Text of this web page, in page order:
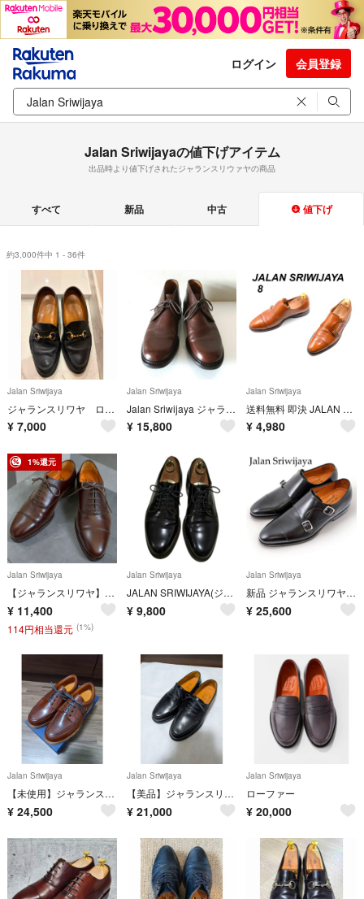
ログイン 会員登録
Jalan Sriwijayaの値下げアイテム
出品時より値下げされたジャランスリウァヤの商品
すべて 新品 中古 値下げ
約3,000件中 1 - 36件
Jalan Sriwijaya
ジャランスリワヤ ローファー 43
¥ 7,000
Jalan Sriwijaya
Jalan Sriwijaya ジャランスリワヤ ９８７９３ サイズ：７
¥ 15,800
Jalan Sriwijaya
送料無料 即決 JALAN SRIWIJAYA 8 98374 11120 メンズ レザーシューズ モンクストラップ 茶 革靴
¥ 4,980
1%還元
Jalan Sriwijaya
【ジャランスリワヤ】ストレートチップ ビジネスシューズ 24.5 ブラウン
¥ 11,400
114円相当還元 (1%)
Jalan Sriwijaya
JALAN SRIWIJAYA(ジャランスリウァヤ) UK7 ボルドー
¥ 9,800
Jalan Sriwijaya
新品 ジャランスリワヤ ダブルモンク グリーンレーベルリラクシング 別注 40黒
¥ 25,600
Jalan Sriwijaya
【未使用】ジャランスリワヤ99081 UK7.5 ライトブラウン ビブラムソール
¥ 24,500
Jalan Sriwijaya
【美品】ジャランスリワヤ99038 40(UK7.0) ブラック ビブラムソール
¥ 21,000
Jalan Sriwijaya
ローファー
¥ 20,000